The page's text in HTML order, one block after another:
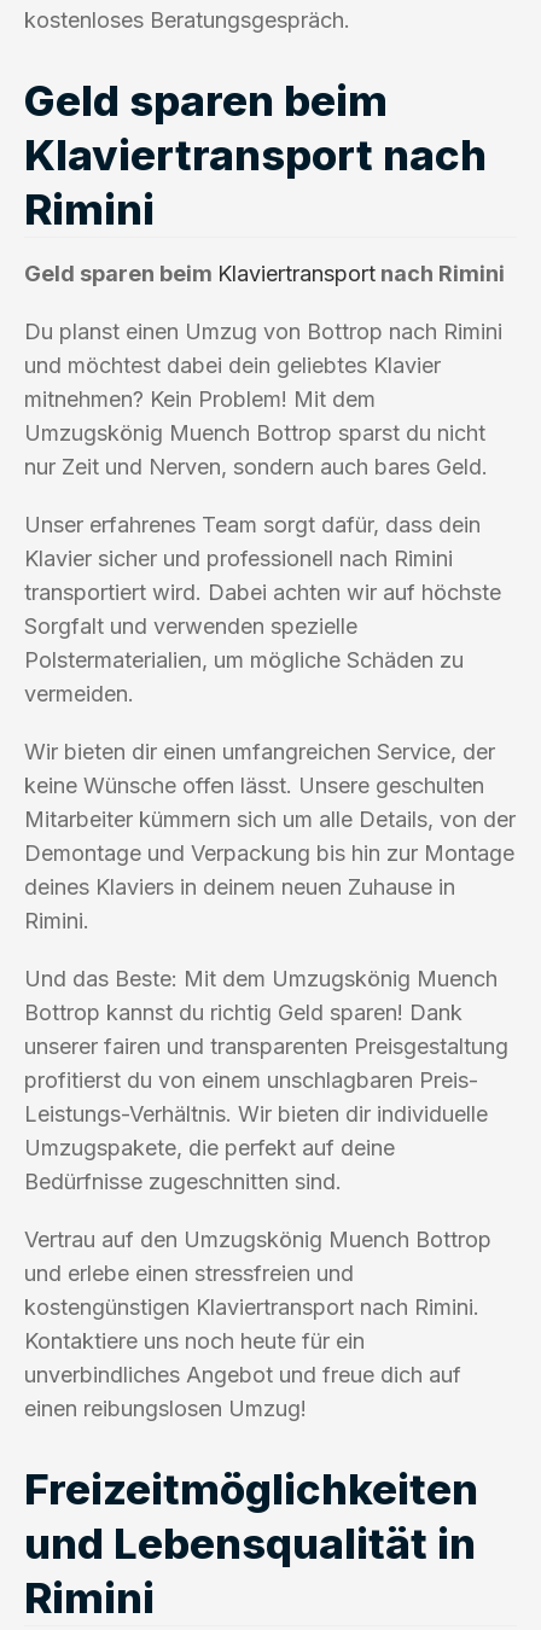
kostenloses Beratungsgespräch.
Geld sparen beim
Klaviertransport nach
Rimini
Geld sparen beim Klaviertransport nach Rimini
Du planst einen Umzug von Bottrop nach Rimini
und möchtest dabei dein geliebtes Klavier
mitnehmen? Kein Problem! Mit dem
Umzugskönig Muench Bottrop sparst du nicht
nur Zeit und Nerven, sondern auch bares Geld.
Unser erfahrenes Team sorgt dafür, dass dein
Klavier sicher und professionell nach Rimini
transportiert wird. Dabei achten wir auf höchste
Sorgfalt und verwenden spezielle
Polstermaterialien, um mögliche Schäden zu
vermeiden.
Wir bieten dir einen umfangreichen Service, der
keine Wünsche offen lässt. Unsere geschulten
Mitarbeiter kümmern sich um alle Details, von der
Demontage und Verpackung bis hin zur Montage
deines Klaviers in deinem neuen Zuhause in
Rimini.
Und das Beste: Mit dem Umzugskönig Muench
Bottrop kannst du richtig Geld sparen! Dank
unserer fairen und transparenten Preisgestaltung
profitierst du von einem unschlagbaren Preis-
Leistungs-Verhältnis. Wir bieten dir individuelle
Umzugspakete, die perfekt auf deine
Bedürfnisse zugeschnitten sind.
Vertrau auf den Umzugskönig Muench Bottrop
und erlebe einen stressfreien und
kostengünstigen Klaviertransport nach Rimini.
Kontaktiere uns noch heute für ein
unverbindliches Angebot und freue dich auf
einen reibungslosen Umzug!
Freizeitmöglichkeiten
und Lebensqualität in
Rimini